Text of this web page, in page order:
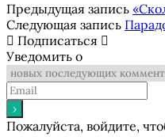
Предыдущая запись
Следующая запись
Подписаться
Уведомить о
Пожалуйста, войдите,